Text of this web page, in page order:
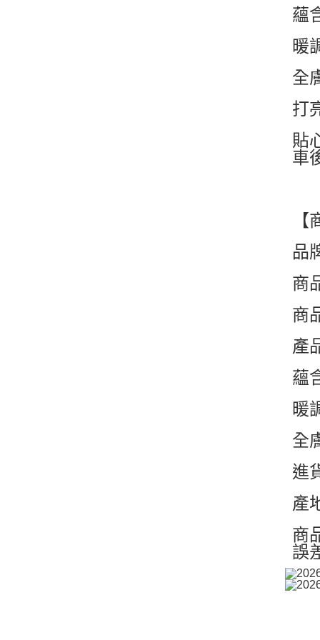
蘊
暖
全
打
貼
車
【
品
商
商
產
蘊
暖
全
進
產
商
誤